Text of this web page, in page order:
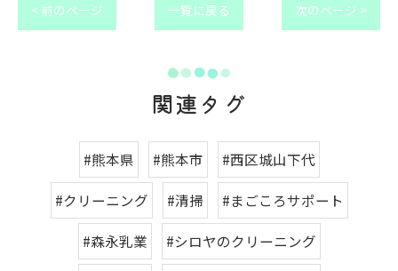
< 前のページ 一覧に戻る 次のページ >
関連タグ
#熊本県 #熊本市 #西区城山下代
#クリーニング #清掃 #まごころサポート
#森永乳業 #シロヤのクリーニング